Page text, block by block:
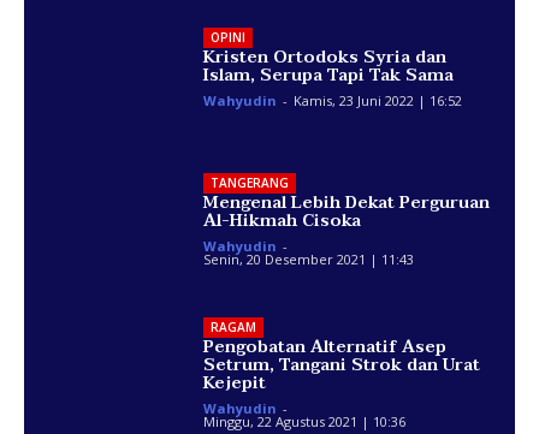
OPINI
Kristen Ortodoks Syria dan
Islam, Serupa Tapi Tak Sama
Wahyudin - Kamis, 23 Juni 2022 | 16:52
TANGERANG
Mengenal Lebih Dekat Perguruan
Al-Hikmah Cisoka
Wahyudin -
Senin, 20 Desember 2021 | 11:43
RAGAM
Pengobatan Alternatif Asep
Setrum, Tangani Strok dan Urat
Kejepit
Wahyudin -
Minggu, 22 Agustus 2021 | 10:36